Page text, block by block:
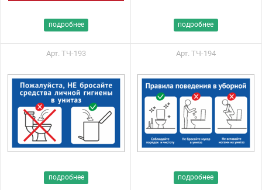
подробнее подробнее
Арт. ТЧ-193
подробнее
Арт. ТЧ-194
подробнее